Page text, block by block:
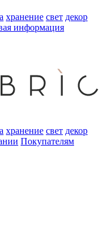
хранение свет декор
информация
хранение свет декор
Покупателям